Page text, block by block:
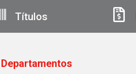
Títulos
Departamentos